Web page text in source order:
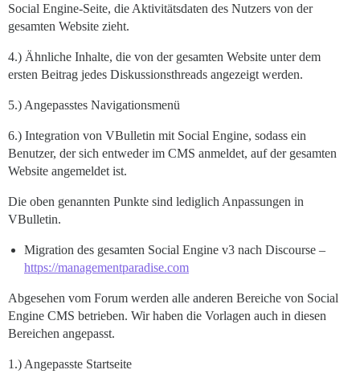
Social Engine-Seite, die Aktivitätsdaten des Nutzers von der
gesamten Website zieht.
4.) Ähnliche Inhalte, die von der gesamten Website unter dem
ersten Beitrag jedes Diskussionsthreads angezeigt werden.
5.) Angepasstes Navigationsmenü
6.) Integration von VBulletin mit Social Engine, sodass ein
Benutzer, der sich entweder im CMS anmeldet, auf der gesamten
Website angemeldet ist.
Die oben genannten Punkte sind lediglich Anpassungen in
VBulletin.
Migration des gesamten Social Engine v3 nach Discourse –
https://managementparadise.com
Abgesehen vom Forum werden alle anderen Bereiche von Social
Engine CMS betrieben. Wir haben die Vorlagen auch in diesen
Bereichen angepasst.
1.) Angepasste Startseite